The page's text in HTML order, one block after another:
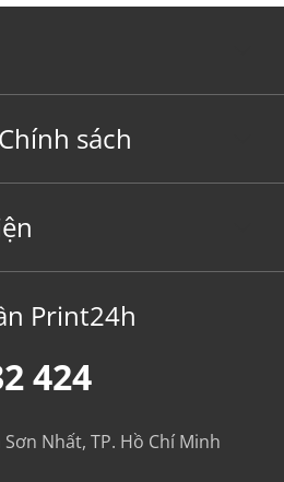
sách
Print24h
424
Nhất, TP. Hồ Chí Minh